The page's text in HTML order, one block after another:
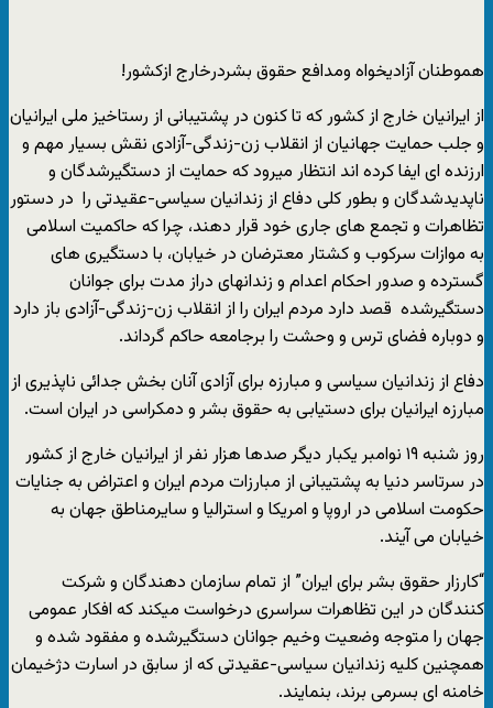
هموطنان آزادیخواه ومدافع حقوق بشردرخارج ازکشور!
از ایرانیان خارج از کشور که تا کنون در پشتیبانی از رستاخیز ملی ایرانیان
و جلب حمایت جهانیان از انقلاب زن-زندگی-آزادی نقش بسیار مهم و
ارزنده ای ایفا کرده اند انتظار میرود که حمایت از دستگیرشدگان و
ناپدیدشدگان و بطور کلی دفاع از زندانیان سیاسی-عقیدتی را در دستور
تظاهرات و تجمع های جاری خود قرار دهند، چرا که حاکمیت اسلامی
به موازات سرکوب و کشتار معترضان در خیابان، با دستگیری های
گسترده و صدور احکام اعدام و زندانهای دراز مدت برای جوانان
دستگیرشده قصد دارد مردم ایران را از انقلاب زن-زندگی-آزادی باز دارد
و دوباره فضای ترس و وحشت را برجامعه حاکم گرداند.
دفاع از زندانیان سیاسی و مبارزه برای آزادی آنان بخش جدائی ناپذیری از
مبارزه ایرانیان برای دستیابی به حقوق بشر و دمکراسی در ایران است.
روز شنبه ۱۹ نوامبر یکبار دیگر صدها هزار نفر از ایرانیان خارج از کشور
در سرتاسر دنیا به پشتیبانی از مبارزات مردم ایران و اعتراض به جنایات
حکومت اسلامی در اروپا و امریکا و استرالیا و سایرمناطق جهان به
خیابان می آیند.
“کارزار حقوق بشر برای ایران” از تمام سازمان دهندگان و شرکت
کنندگان در این تظاهرات سراسری درخواست میکند که افکار عمومی
جهان را متوجه وضعیت وخیم جوانان دستگیرشده و مفقود شده و
همچنین کلیه زندانیان سیاسی-عقیدتی که از سابق در اسارت دژخیمان
خامنه ای بسرمی برند، بنمایند.